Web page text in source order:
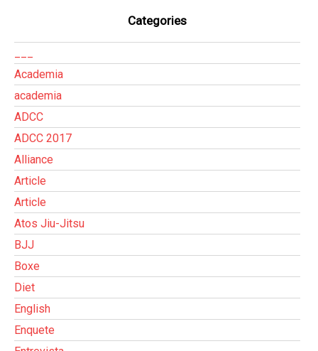
Categories
Academia
academia
ADCC
ADCC 2017
Alliance
Article
Article
Atos Jiu-Jitsu
BJJ
Boxe
Diet
English
Enquete